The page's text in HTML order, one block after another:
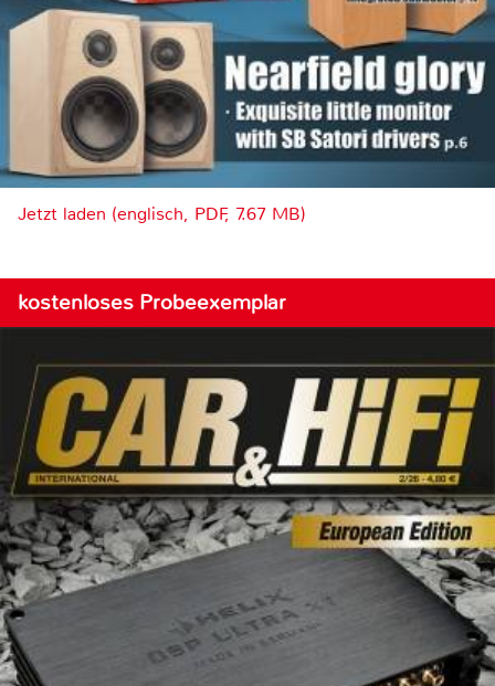
Jetzt laden (englisch, PDF, 7.67 MB)
kostenloses Probeexemplar